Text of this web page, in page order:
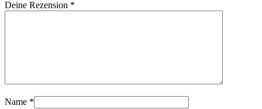
Deine Rezension *
Name *